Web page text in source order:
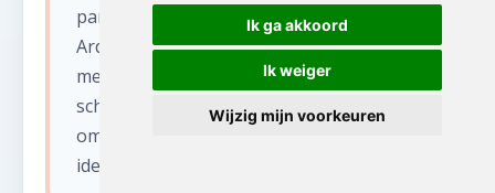
Ik ga akkoord
Ik weiger
Wijzig mijn voorkeuren
panden, van Luikse herenhuizen tot
Ardense vakwerkwoningen. Wij werken
met respect voor het erfgoed en
schakelen indien nodig een antiquair in
om waardevolle elementen te
identificeren.